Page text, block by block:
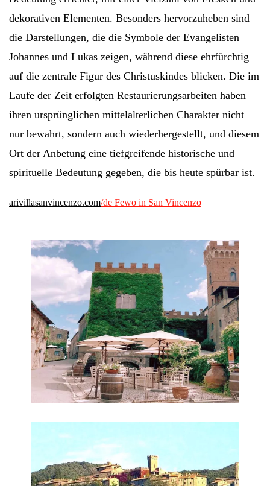
dekorativen Elementen. Besonders hervorzuheben sind
die Darstellungen, die die Symbole der Evangelisten
Johannes und Lukas zeigen, während diese ehrfürchtig
auf die zentrale Figur des Christuskindes blicken. Die im
Laufe der Zeit erfolgten Restaurierungsarbeiten haben
ihren ursprünglichen mittelalterlichen Charakter nicht
nur bewahrt, sondern auch wiederhergestellt, und diesem
Ort der Anbetung eine tiefgreifende historische und
spirituelle Bedeutung gegeben, die bis heute spürbar ist.
arivillasanvincenzo.com/de Fewo in San Vincenzo